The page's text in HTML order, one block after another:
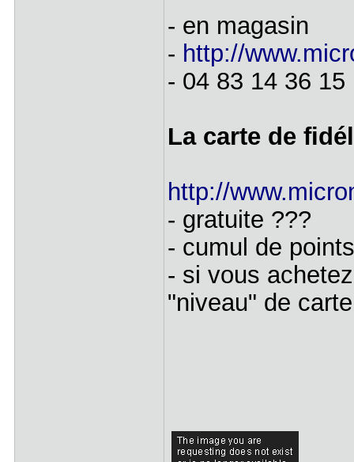
- en magasin
- http://
- 04 83 14 36 15
La carte de
http://
- gratuite ???
- cumul de
- si vous
"niveau" de